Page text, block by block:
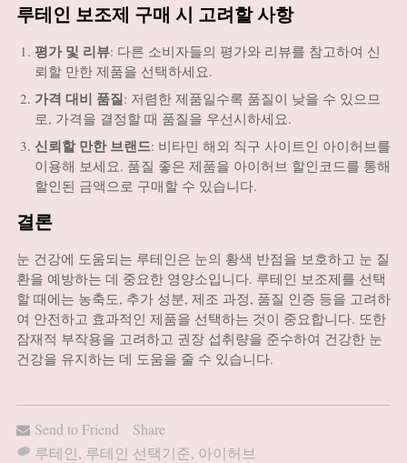
루테인 보조제 구매 시 고려할 사항
평가 및 리뷰: 다른 소비자들의 평가와 리뷰를 참고하여 신
뢰할 만한 제품을 선택하세요.
가격 대비 품질: 저렴한 제품일수록 품질이 낮을 수 있으므
로, 가격을 결정할 때 품질을 우선시하세요.
신뢰할 만한 브랜드: 비타민 해외 직구 사이트인 아이허브를
이용해 보세요. 품질 좋은 제품을 아이허브 할인코드를 통해
할인된 금액으로 구매할 수 있습니다.
결론
눈 건강에 도움되는 루테인은 눈의 황색 반점을 보호하고 눈 질
환을 예방하는 데 중요한 영양소입니다. 루테인 보조제를 선택
할 때에는 농축도, 추가 성분, 제조 과정, 품질 인증 등을 고려하
여 안전하고 효과적인 제품을 선택하는 것이 중요합니다. 또한
잠재적 부작용을 고려하고 권장 섭취량을 준수하여 건강한 눈
건강을 유지하는 데 도움을 줄 수 있습니다.
Send to Friend
Share
루테인, 루테인 선택기준, 아이허브